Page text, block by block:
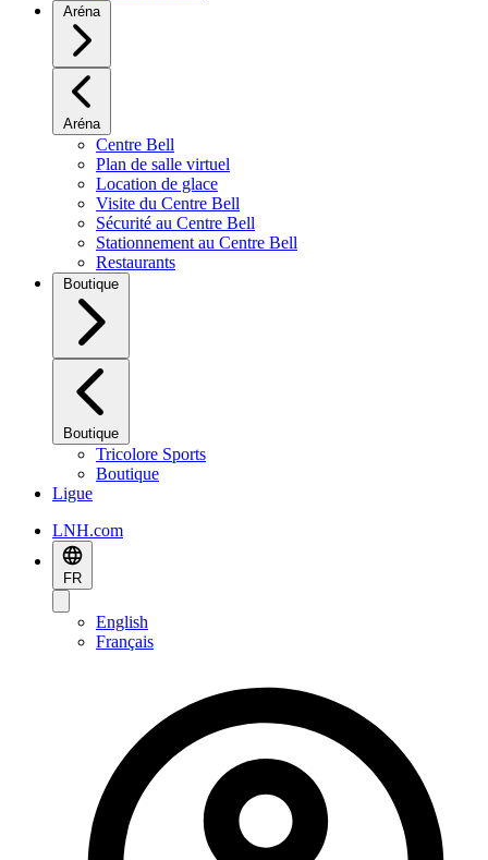
Aréna
Aréna
Centre Bell
Plan de salle virtuel
Location de glace
Visite du Centre Bell
Sécurité au Centre Bell
Stationnement au Centre Bell
Restaurants
Boutique
Boutique
Tricolore Sports
Boutique
Ligue
LNH.com
FR
English
Français